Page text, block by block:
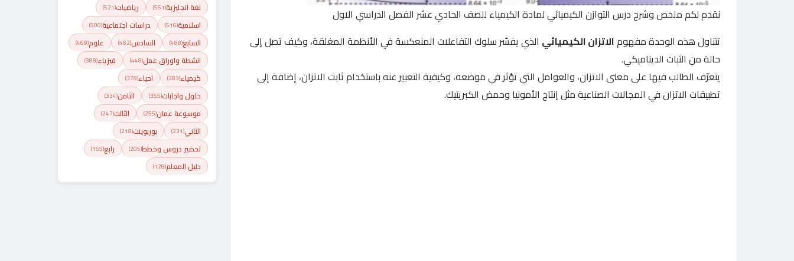
نقدم لكم ملخص وشرح درس التوازن الكيميائي لمادة الكيمياء للصف الحادي عشر الفصل الدراسي الاول
تتناول هذه الوحدة مفهومالاتزان الكيميائي الذي يفسّر سلوك التفاعلات المنعكسة في الأنظمة المغلقة، وكيف تصل إلى
حالة من الثبات الديناميكي.
يتعرّف الطالب فيها على معنى الاتزان، والعوامل التي تؤثر في موضعه، وكيفية التعبير عنه باستخدام ثابت الاتزان، إضافة إلى
تطبيقات الاتزان في المجالات الصناعية مثل إنتاج الأمونيا وحمض الكبريتيك.
لغة انجليزية(551) رياضيات(521)
اسلامية(516) دراسات اجتماعية(500)
السابع(488) السادس(482) علوم(469)
انشطة واوراق عمل(448) فيزياء(388)
كيمياء(383) احياء(378)
حلول واجابات(355) الثامن(334)
موسوعة عمان(255) الثالث(247)
الثاني(231) بوربوينت(218)
تحضير دروس وخطط(205) رابع(155)
دليل المعلم(128)